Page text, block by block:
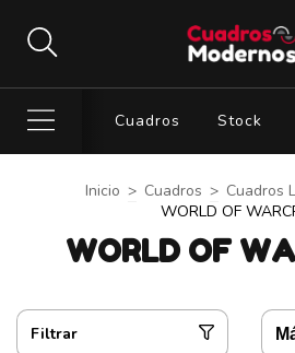
Cuadros Stock
Inicio > Cuadros > Cuadros
WORLD OF
WORLD OF
Filtrar